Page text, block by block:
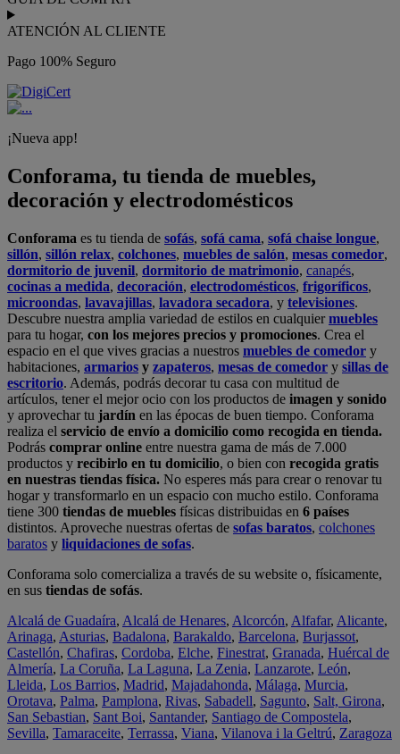
ATENCIÓN AL CLIENTE
Pago 100% Seguro
¡Nueva app!
Conforama, tu tienda de muebles,
decoración y electrodomésticos
Conforama es tu tienda de sofás, sofá cama, sofá chaise longue,
sillón, sillón relax, colchones, muebles de salón, mesas comedor,
dormitorio de juvenil, dormitorio de matrimonio, canapés,
cocinas a medida, decoración, electrodomésticos, frigoríficos,
microondas, lavavajillas, lavadora secadora, y televisiones.
Descubre nuestra amplia variedad de estilos en cualquiermuebles
para tu hogar, con los mejores precios y promociones. Crea el
espacio en el que vives gracias a nuestros muebles de comedor y
habitaciones, armarios y zapateros, mesas de comedor y sillas de
escritorio. Además, podrás decorar tu casa con multitud de
artículos, tener el mejor ocio con los productos de imagen y sonido
y aprovechar tu jardín en las épocas de buen tiempo. Conforama
realiza el servicio de envío a domicilio como recogida en tienda.
Podrás comprar online entre nuestra gama de más de 7.000
productos y recibirlo en tu domicilio, o bien con recogida gratis
en nuestras tiendas física. No esperes más para crear o renovar tu
hogar y transformarlo en un espacio con mucho estilo. Conforama
tiene 300 tiendas de muebles físicas distribuidas en 6 países
distintos. Aproveche nuestras ofertas de sofas baratos, colchones
baratos y liquidaciones de sofas.
Conforama solo comercializa a través de su website o, físicamente,
en sus tiendas de sofás.
Alcalá de Guadaíra, Alcalá de Henares, Alcorcón, Alfafar, Alicante,
Arinaga, Asturias, Badalona, Barakaldo, Barcelona, Burjassot,
Castellón, Chafiras, Cordoba, Elche, Finestrat, Granada, Huércal de
Almería, La Coruña, La Laguna, La Zenia, Lanzarote, León,
Lleida, Los Barrios, Madrid, Majadahonda, Málaga, Murcia,
Orotava, Palma, Pamplona, Rivas, Sabadell, Sagunto, Salt, Girona,
San Sebastian, Sant Boi, Santander, Santiago de Compostela,
Sevilla, Tamaraceite, Terrassa, Viana, Vilanova i la Geltrú, Zaragoza